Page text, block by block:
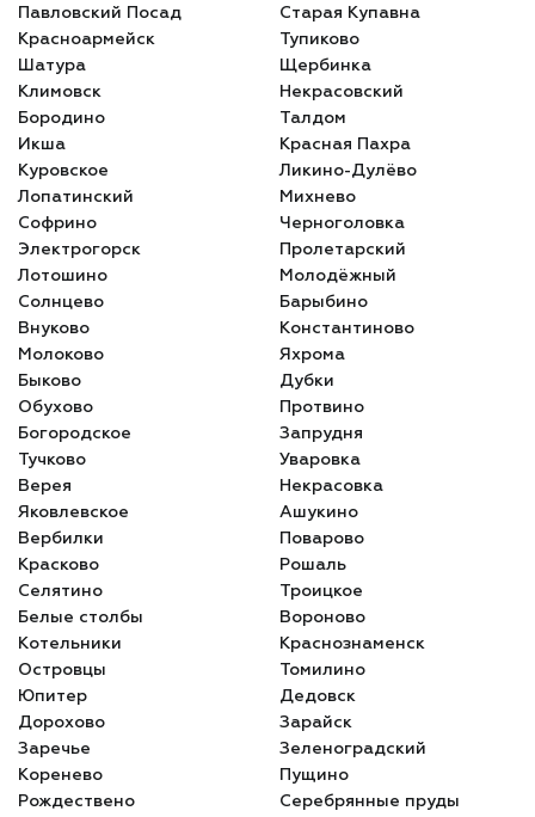
Павловский Посад
Старая Купавна
Красноармейск
Тупиково
Шатура
Щербинка
Климовск
Некрасовский
Бородино
Талдом
Икша
Красная Пахра
Куровское
Ликино-Дулёво
Лопатинский
Михнево
Софрино
Черноголовка
Электрогорск
Пролетарский
Лотошино
Молодёжный
Солнцево
Барыбино
Внуково
Константиново
Молоково
Яхрома
Быково
Дубки
Обухово
Протвино
Богородское
Запрудня
Тучково
Уваровка
Верея
Некрасовка
Яковлевское
Ашукино
Вербилки
Поварово
Красково
Рошаль
Селятино
Троицкое
Белые столбы
Вороново
Котельники
Краснознаменск
Островцы
Томилино
Юпитер
Дедовск
Дорохово
Зарайск
Заречье
Зеленоградский
Коренево
Пущино
Рождествено
Серебрянные пруды